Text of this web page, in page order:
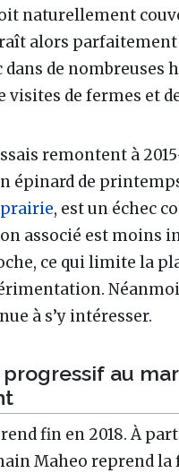
naturellement
alors parfaitement
de nombreuses
visites de fermes et
remontent à
épinard de
prairie, est un échec
associé est moins
ce qui limite la
à s’y intéresser.
progressif au
fin en 2018. À
Maheo reprend la